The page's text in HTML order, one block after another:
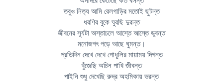
তবুও নিত্য আমি রেলগাড়ির মতোই ছুটন্ত
ধরণির বুকে ঘুরছি দুরন্ত
জীবনের সূর্যটা অস্তাচলে আস্তে আস্তে ডুবন্ত
মনোজগৎ পড়ে আছে ঘুমন্ত।
প্রতিদিন দেখে দেখে গোধূলির মায়াময় দিগন্ত
খুঁজেছি অচিন পাখি জীবন্ত
পাইনি শুধু দেখেছি রুদ্র অহমিকায় ভরন্ত